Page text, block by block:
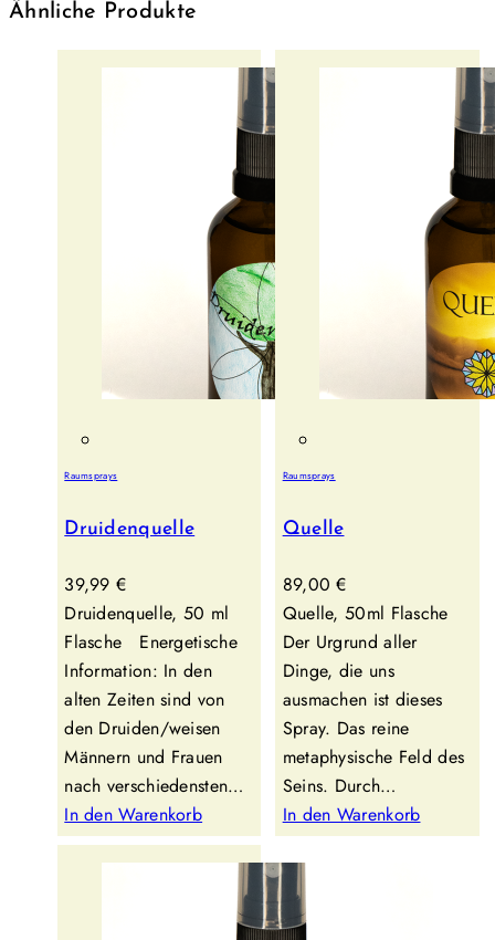
Ähnliche Produkte
Raumsprays
Druidenquelle
39,99€
Druidenquelle, 50 ml
Flasche Energetische
Information: In den
alten Zeiten sind von
den Druiden/weisen
Männern und Frauen
nach verschiedensten…
In den Warenkorb
Raumsprays
Quelle
89,00€
Quelle, 50ml Flasche
Der Urgrund aller
Dinge, die uns
ausmachen ist dieses
Spray. Das reine
metaphysische Feld des
Seins. Durch…
In den Warenkorb